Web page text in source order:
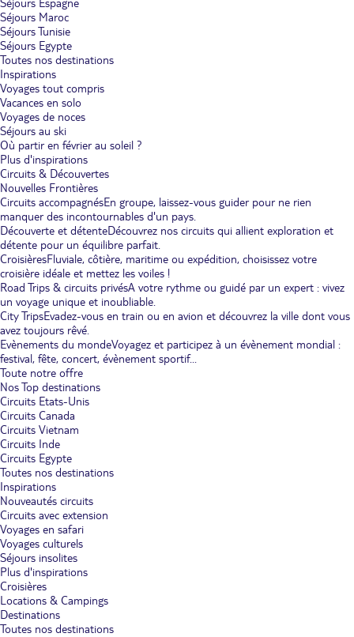
Séjours Espagne
Séjours Maroc
Séjours Tunisie
Séjours Egypte
Toutes nos destinations
Inspirations
Voyages tout compris
Vacances en solo
Voyages de noces
Séjours au ski
Où partir en février au soleil ?
Plus d'inspirations
Circuits & Découvertes
Nouvelles Frontières
Circuits accompagnésEn groupe, laissez-vous guider pour ne rien
manquer des incontournables d'un pays.
Découverte et détenteDécouvrez nos circuits qui allient exploration et
détente pour un équilibre parfait.
CroisièresFluviale, côtière, maritime ou expédition, choisissez votre
croisière idéale et mettez les voiles !
Road Trips & circuits privésA votre rythme ou guidé par un expert : vivez
un voyage unique et inoubliable.
City TripsEvadez-vous en train ou en avion et découvrez la ville dont vous
avez toujours rêvé.
Evènements du mondeVoyagez et participez à un évènement mondial :
festival, fête, concert, évènement sportif...
Toute notre offre
Nos Top destinations
Circuits Etats-Unis
Circuits Canada
Circuits Vietnam
Circuits Inde
Circuits Egypte
Toutes nos destinations
Inspirations
Nouveautés circuits
Circuits avec extension
Voyages en safari
Voyages culturels
Séjours insolites
Plus d'inspirations
Croisières
Locations & Campings
Destinations
Toutes nos destinations